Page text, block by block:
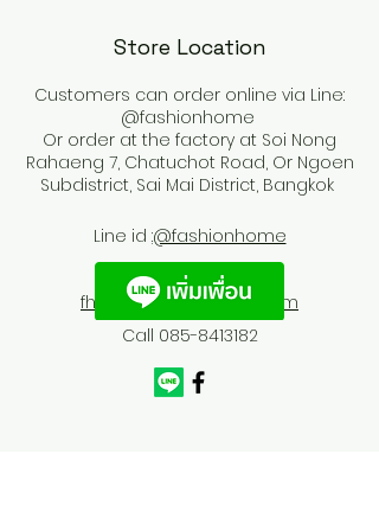
Store Location
Customers can order online via Line:
@fashionhome
Or order at the factory at Soi Nong
Rahaeng 7, Chatuchot Road, Or Ngoen
Subdistrict, Sai Mai District, Bangkok
Line id :@fashionhome
fhfurnitures@outlook.com
Call 085-8413182